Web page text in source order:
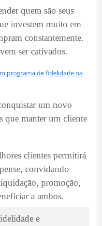
quem são seus
investem muito em
constantemente.
ser cativados.
programa de fidelidade na
um novo
que manter um cliente
clientes permitirá
convidando
promoção,
a ambos.
e